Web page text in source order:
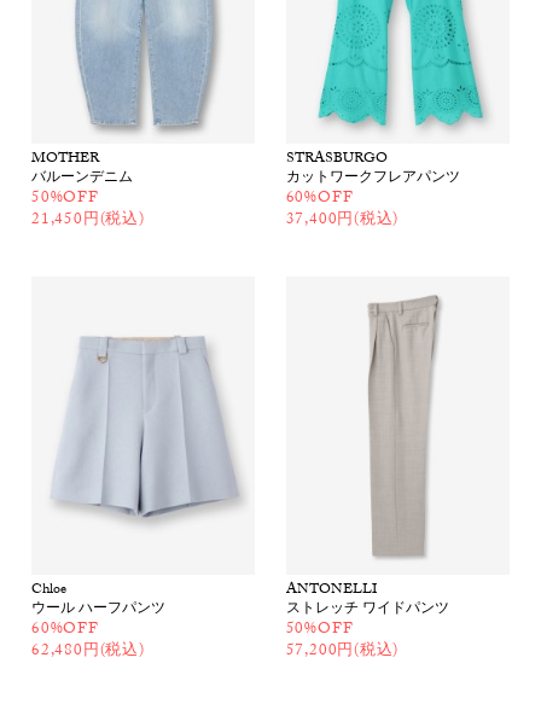
MOTHER
バルーンデニム
50%OFF
21,450円(税込)
STRASBURGO
カットワークフレアパンツ
60%OFF
37,400円(税込)
Chloe
ウール ハーフパンツ
60%OFF
62,480円(税込)
ANTONELLI
ストレッチ ワイドパンツ
50%OFF
57,200円(税込)